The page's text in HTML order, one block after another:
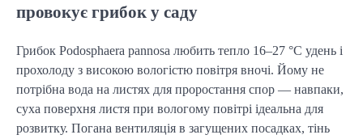
провокує грибок у саду
Грибок Podosphaera pannosa любить тепло 16–27 °C удень і
прохолоду з високою вологістю повітря вночі. Йому не
потрібна вода на листях для проростання спор — навпаки,
суха поверхня листя при вологому повітрі ідеальна для
розвитку. Погана вентиляція в загущених посадках, тінь